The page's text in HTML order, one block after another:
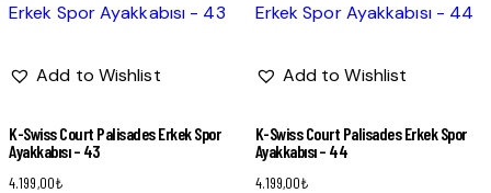
Add to Wishlist
K-Swiss Court Palisades Erkek Spor
Ayakkabısı – 43
4.199,00₺
Add to Wishlist
K-Swiss Court Palisades Erkek Spor
Ayakkabısı – 44
4.199,00₺